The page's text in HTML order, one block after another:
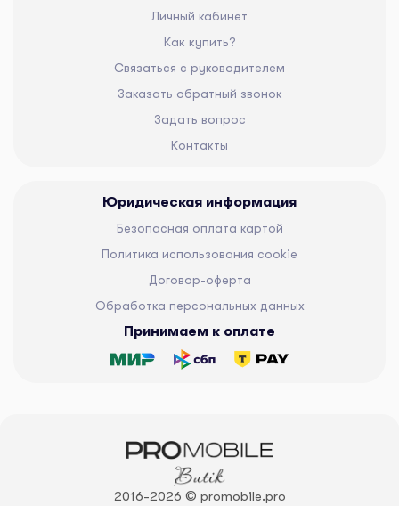
Личный кабинет
Как купить?
Связаться с руководителем
Заказать обратный звонок
Задать вопрос
Контакты
Юридическая информация
Безопасная оплата картой
Политика использования cookie
Договор-оферта
Обработка персональных данных
Принимаем к оплате
2016-2026 © promobile.pro